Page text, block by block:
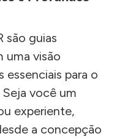
são guias
uma visão
essenciais para o
você um
experiente,
a concepção